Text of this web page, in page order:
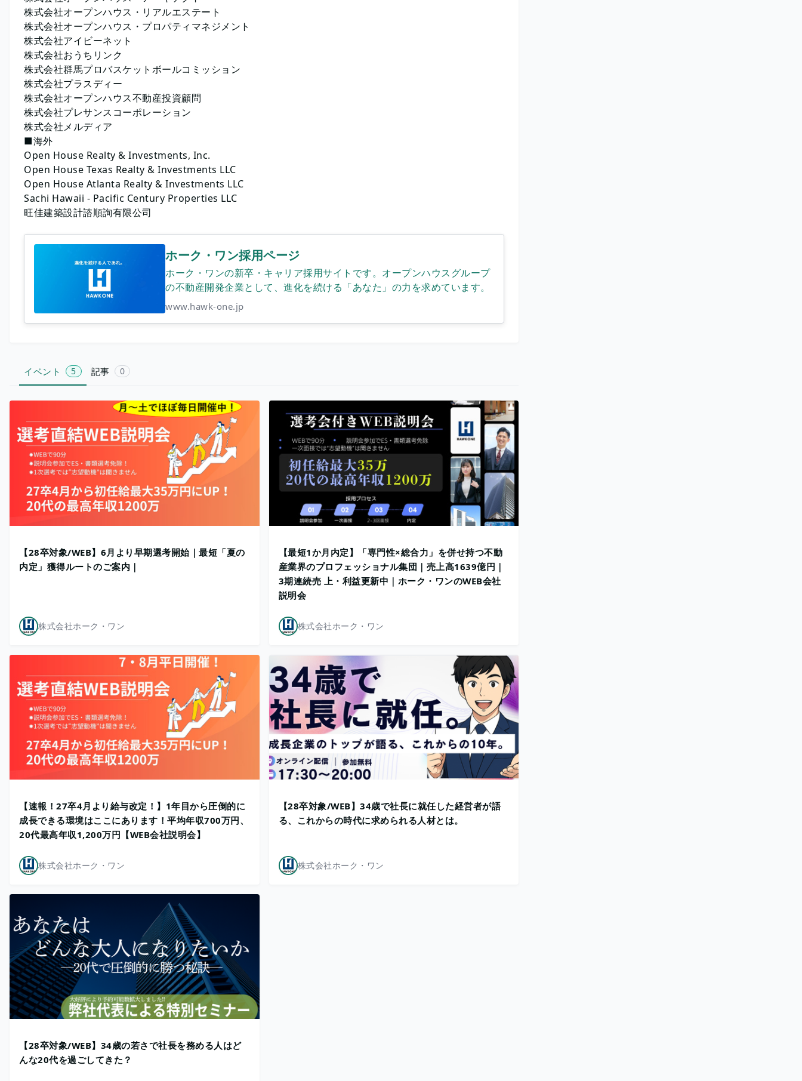
株式会社オープンハウス・リアルエステート
株式会社オープンハウス・プロパティマネジメント
株式会社アイビーネット
株式会社おうちリンク
株式会社群馬プロバスケットボールコミッション
株式会社プラスディー
株式会社オープンハウス不動産投資顧問
株式会社プレサンスコーポレーション
株式会社メルディア
■海外
Open House Realty & Investments, Inc.
Open House Texas Realty & Investments LLC
Open House Atlanta Realty & Investments LLC
Sachi Hawaii - Pacific Century Properties LLC
旺佳建築設計諮順詢有限公司
ホーク・ワン採用ページ
ホーク・ワンの新卒・キャリア採用サイトです。オープンハウスグループ
の不動産開発企業として、進化を続ける「あなた」の力を求めています。
www.hawk-one.jp
イベント 5 記事 0
【28卒対象/WEB】6月より早期選考開始｜最短「夏の
内定」獲得ルートのご案内｜
株式会社ホーク・ワン
【最短1か月内定】「専門性×総合力」を併せ持つ不動
産業界のプロフェッショナル集団｜売上高1639億円｜
3期連続売 上・利益更新中｜ホーク・ワンのWEB会社
説明会
株式会社ホーク・ワン
【速報！27卒4月より給与改定！】1年目から圧倒的に
成長できる環境はここにあります！平均年収700万円、
20代最高年収1,200万円【WEB会社説明会】
株式会社ホーク・ワン
【28卒対象/WEB】34歳で社長に就任した経営者が語
る、これからの時代に求められる人材とは。
株式会社ホーク・ワン
【28卒対象/WEB】34歳の若さで社長を務める人はど
んな20代を過ごしてきた？